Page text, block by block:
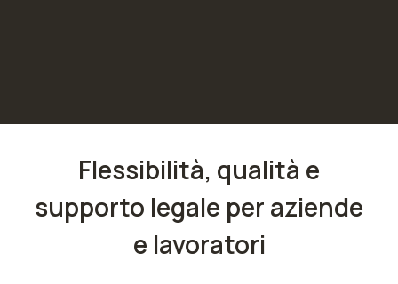
Flessibilità, qualità e
supporto legale per aziende
e lavoratori